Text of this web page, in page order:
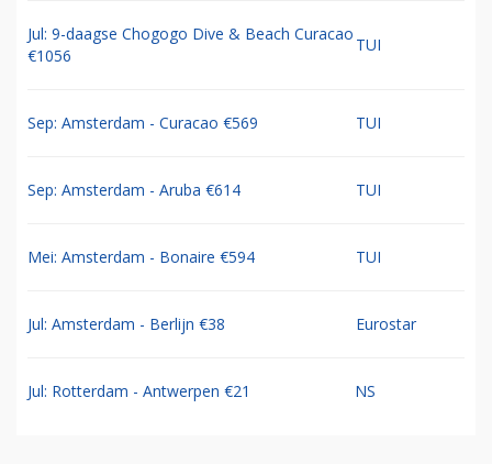
Jul: 9-daagse Chogogo Dive & Beach Curacao
€1056
TUI
Sep: Amsterdam - Curacao €569 TUI
Sep: Amsterdam - Aruba €614 TUI
Mei: Amsterdam - Bonaire €594 TUI
Jul: Amsterdam - Berlijn €38 Eurostar
Jul: Rotterdam - Antwerpen €21 NS